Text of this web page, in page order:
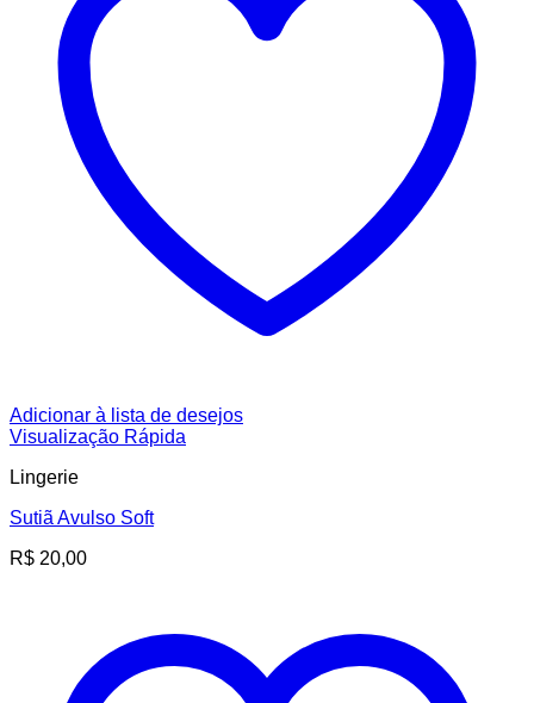
Adicionar à lista de desejos
Visualização Rápida
Lingerie
Sutiã Avulso Soft
R$ 20,00